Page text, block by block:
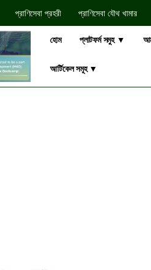
প্রাণিসেবা প্রহরী প্রাণিসেবা যৌথ খামার​
হোম প্লাটফর্ম সমুহ ▼
আর্টিকেল সমূহ ▼